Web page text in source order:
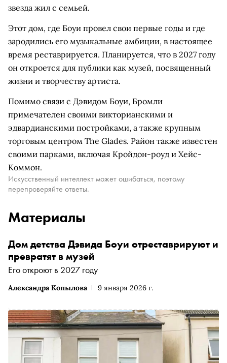
звезда жил с семьей.
Этот дом, где Боуи провел свои первые годы и где
зародились его музыкальные амбиции, в настоящее
время реставрируется. Планируется, что в 2027 году
он откроется для публики как музей, посвященный
жизни и творчеству артиста.
Помимо связи с Дэвидом Боуи, Бромли
примечателен своими викторианскими и
эдвардианскими постройками, а также крупным
торговым центром The Glades. Район также известен
своими парками, включая Кройдон-роуд и Хейс-
Коммон.
Искусственный интеллект может ошибаться, поэтому
перепроверяйте ответы.
Материалы
Александра Копылова 9 января 2026 г.
Дом детства Дэвида Боуи отреставрируют и
превратят в музей
Его откроют в 2027 году